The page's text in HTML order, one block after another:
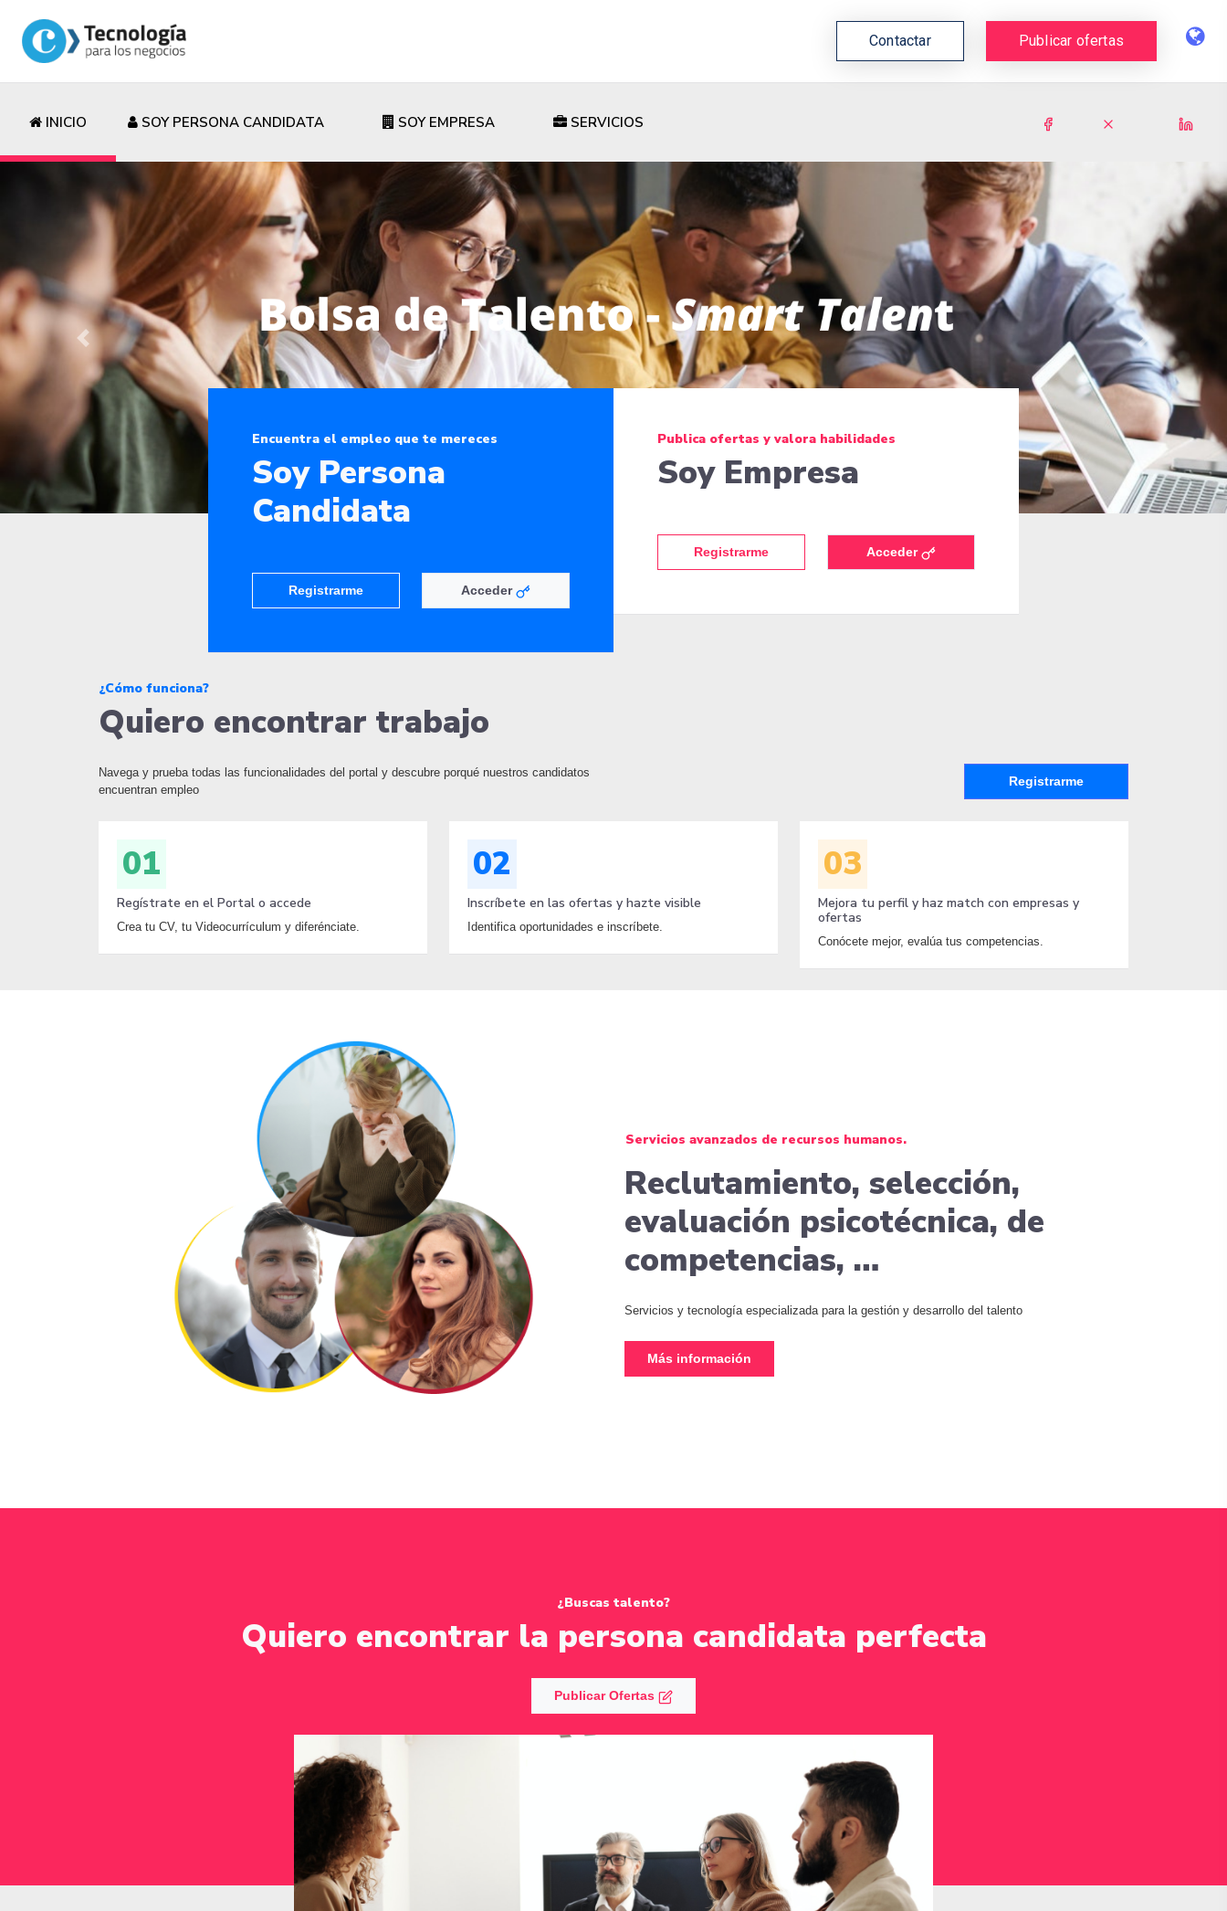
Contactar Publicar ofertas
INICIO SOY PERSONA CANDIDATA SOY EMPRESA SERVICIOS
Previous Next
Encuentra el empleo que te mereces
Soy Persona
Candidata
Registrarme Acceder
Publica ofertas y valora habilidades
Soy Empresa
Registrarme Acceder
¿Cómo funciona?
Quiero encontrar trabajo
Navega y prueba todas las funcionalidades del portal y descubre porqué nuestros candidatos
encuentran empleo
Registrarme
01
Regístrate en el Portal o accede
Crea tu CV, tu Videocurrículum y diferénciate.
02
Inscríbete en las ofertas y hazte visible
Identifica oportunidades e inscríbete.
03
Mejora tu perfil y haz match con empresas y
ofertas
Conócete mejor, evalúa tus competencias.
Servicios avanzados de recursos humanos.
Reclutamiento, selección,
evaluación psicotécnica, de
competencias, …
Servicios y tecnología especializada para la gestión y desarrollo del talento
Más información
¿Buscas talento?
Quiero encontrar la persona candidata perfecta
Publicar Ofertas